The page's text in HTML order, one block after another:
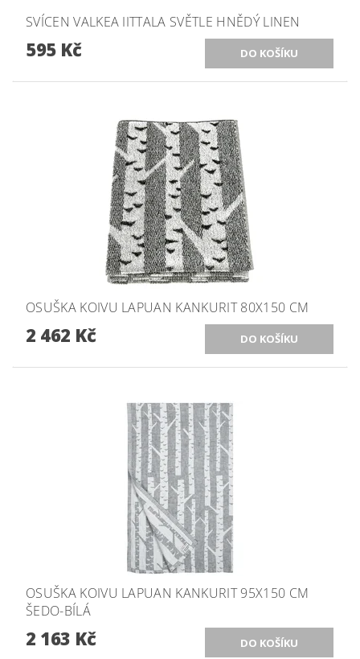
SVÍCEN VALKEA IITTALA SVĚTLE HNĚDÝ LINEN
595 Kč
OSUŠKA KOIVU LAPUAN KANKURIT 80X150 CM
2 462 Kč
OSUŠKA KOIVU LAPUAN KANKURIT 95X150 CM
ŠEDO-BÍLÁ
2 163 Kč